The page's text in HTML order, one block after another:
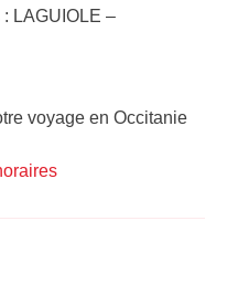
LAGUIOLE –
voyage en Occitanie